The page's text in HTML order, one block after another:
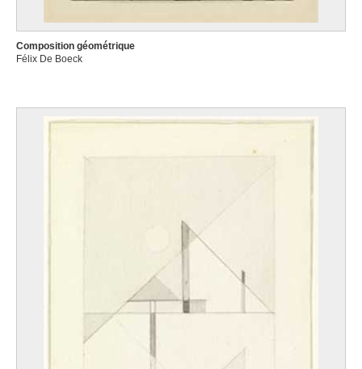
Composition géométrique
Félix De Boeck